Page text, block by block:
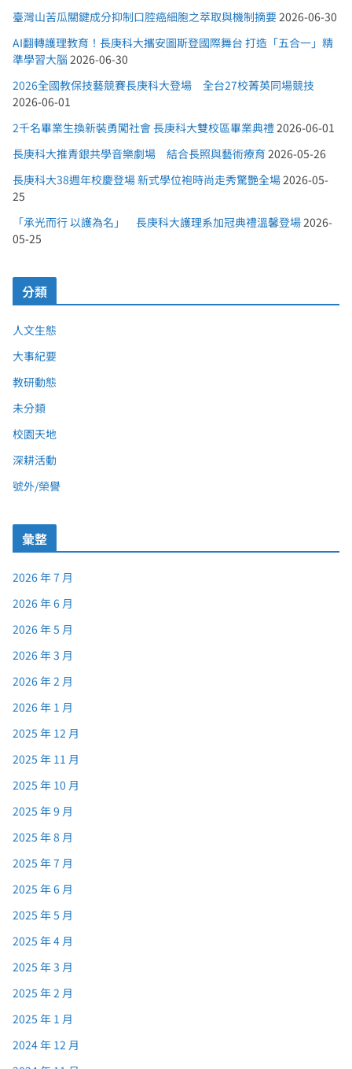
臺灣山苦瓜關鍵成分抑制口腔癌細胞之萃取與機制摘要2026-06-30
AI翻轉護理教育！長庚科大攜安圖斯登國際舞台 打造「五合一」精
準學習大腦 2026-06-30
2026全國教保技藝競賽長庚科大登場 全台27校菁英同場競技
2026-06-01
2千名畢業生換新裝勇闖社會 長庚科大雙校區畢業典禮2026-06-01
長庚科大推青銀共學音樂劇場 結合長照與藝術療育 2026-05-26
長庚科大38週年校慶登場 新式學位袍時尚走秀驚艷全場2026-05-
25
「承光而行 以護為名」 長庚科大護理系加冠典禮溫馨登場2026-
05-25
分類
人文生態
大事紀要
教研動態
未分類
校園天地
深耕活動
號外/榮譽
彙整
2026 年 7 月
2026 年 6 月
2026 年 5 月
2026 年 3 月
2026 年 2 月
2026 年 1 月
2025 年 12 月
2025 年 11 月
2025 年 10 月
2025 年 9 月
2025 年 8 月
2025 年 7 月
2025 年 6 月
2025 年 5 月
2025 年 4 月
2025 年 3 月
2025 年 2 月
2025 年 1 月
2024 年 12 月